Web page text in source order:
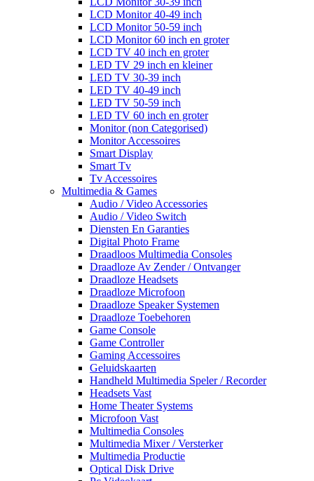
LCD Monitor 40-49 inch
LCD Monitor 50-59 inch
LCD Monitor 60 inch en groter
LCD TV 40 inch en groter
LED TV 29 inch en kleiner
LED TV 30-39 inch
LED TV 40-49 inch
LED TV 50-59 inch
LED TV 60 inch en groter
Monitor (non Categorised)
Monitor Accessoires
Smart Display
Smart Tv
Tv Accessoires
Multimedia & Games
Audio / Video Accessories
Audio / Video Switch
Diensten En Garanties
Digital Photo Frame
Draadloos Multimedia Consoles
Draadloze Av Zender / Ontvanger
Draadloze Headsets
Draadloze Microfoon
Draadloze Speaker Systemen
Draadloze Toebehoren
Game Console
Game Controller
Gaming Accessoires
Geluidskaarten
Handheld Multimedia Speler / Recorder
Headsets Vast
Home Theater Systems
Microfoon Vast
Multimedia Consoles
Multimedia Mixer / Versterker
Multimedia Productie
Optical Disk Drive